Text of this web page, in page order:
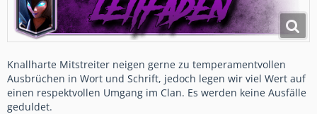
Knallharte Mitstreiter neigen gerne zu temperamentvollen
Ausbrüchen in Wort und Schrift, jedoch legen wir viel Wert auf
einen respektvollen Umgang im Clan. Es werden keine Ausfälle
geduldet.